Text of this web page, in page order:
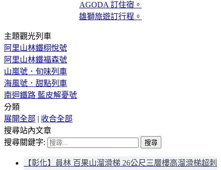
AGODA 訂住宿。
雄獅旅遊訂行程。
主題觀光列車
阿里山林鐵栩悅號
阿里山林鐵福森號
山嵐號．旬味列車
海風號．甜點列車
南迴鐵路 藍皮解憂號
分類
展開全部 | 收合全部
搜尋站內文章
搜尋關鍵字:
【彰化】員林 百果山溜滑梯 26公尺三層樓高溜滑梯超刺